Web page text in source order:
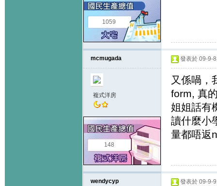
1059
mcmugada
複式洋房
148
發表於 09-9-
又係喎，
form, 真
姐姐話有
讀什麼小
量都唔返
wendycyp 發表於 09-9-